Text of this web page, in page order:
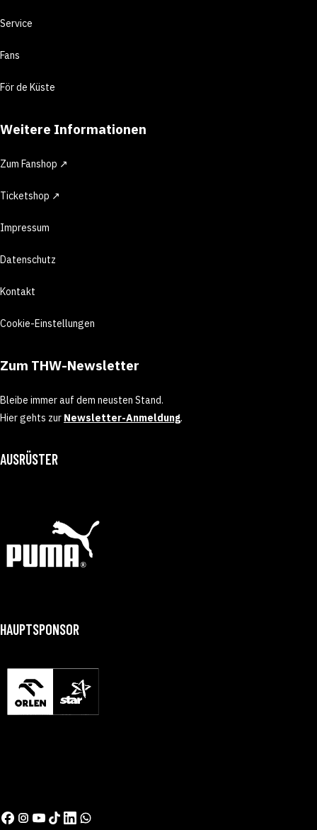
Service
Fans
För de Küste
Weitere Informationen
Zum Fanshop ↗
Ticketshop ↗
Impressum
Datenschutz
Kontakt
Cookie-Einstellungen
Zum THW-Newsletter
Bleibe immer auf dem neusten Stand.
Hier gehts zur Newsletter-Anmeldung.
AUSRÜSTER
HAUPTSPONSOR